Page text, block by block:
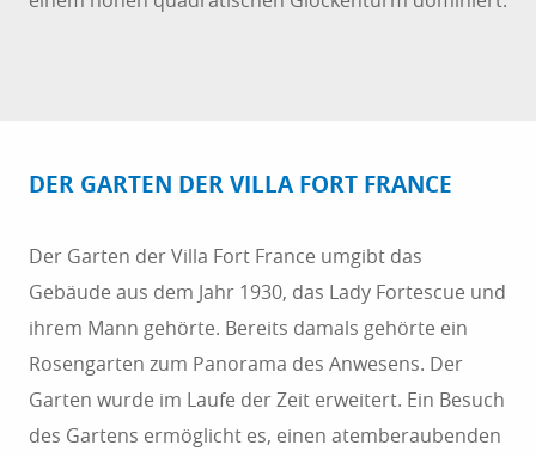
DER GARTEN DER VILLA FORT FRANCE
Der Garten der Villa Fort France umgibt das
Gebäude aus dem Jahr 1930, das Lady Fortescue und
ihrem Mann gehörte. Bereits damals gehörte ein
Rosengarten zum Panorama des Anwesens. Der
Garten wurde im Laufe der Zeit erweitert. Ein Besuch
des Gartens ermöglicht es, einen atemberaubenden